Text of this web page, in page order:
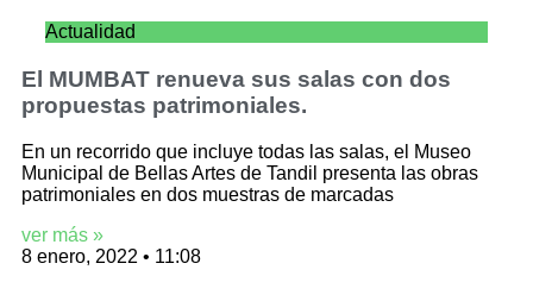
Actualidad
El MUMBAT renueva sus salas con dos
propuestas patrimoniales.
En un recorrido que incluye todas las salas, el Museo
Municipal de Bellas Artes de Tandil presenta las obras
patrimoniales en dos muestras de marcadas
ver más »
8 enero, 2022
11:08